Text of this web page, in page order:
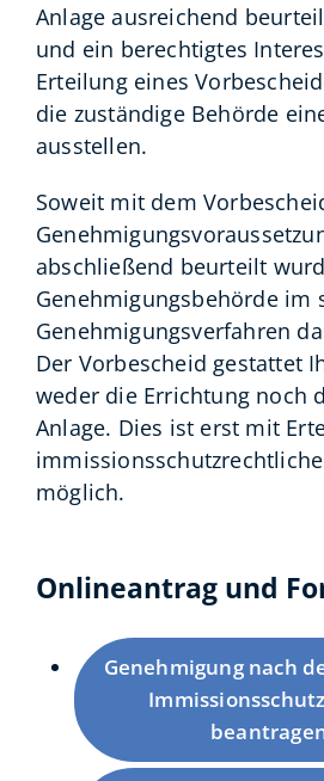
Anlage ausreichend
und ein berechtigtes
Erteilung eines
die zuständige Behörde
ausstellen.
Soweit mit dem
abschließend beurteilt
Genehmigungsbehörde im
Genehmigungsverfahren
Der Vorbescheid gestattet
weder die Errichtung noch
Anlage. Dies ist erst mit
möglich.
Onlineantrag und
Genehmigung nach